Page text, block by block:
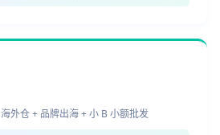
外仓 + 品牌出海 + 小 B 小额批发